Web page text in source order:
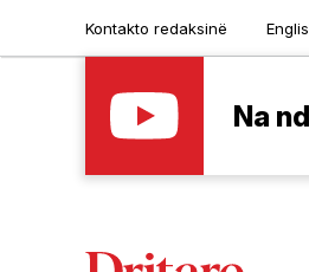
Kontakto redaksinë
Na